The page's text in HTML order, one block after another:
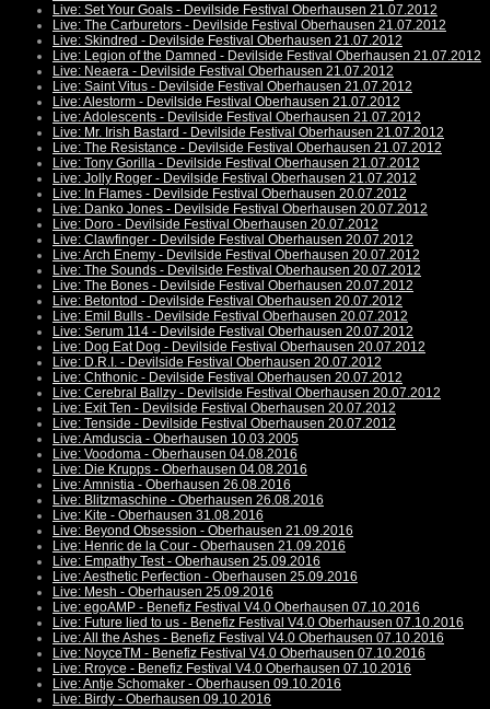
Live: Set Your Goals - Devilside Festival Oberhausen 21.07.2012
Live: The Carburetors - Devilside Festival Oberhausen 21.07.2012
Live: Skindred - Devilside Festival Oberhausen 21.07.2012
Live: Legion of the Damned - Devilside Festival Oberhausen 21.07.2012
Live: Neaera - Devilside Festival Oberhausen 21.07.2012
Live: Saint Vitus - Devilside Festival Oberhausen 21.07.2012
Live: Alestorm - Devilside Festival Oberhausen 21.07.2012
Live: Adolescents - Devilside Festival Oberhausen 21.07.2012
Live: Mr. Irish Bastard - Devilside Festival Oberhausen 21.07.2012
Live: The Resistance - Devilside Festival Oberhausen 21.07.2012
Live: Tony Gorilla - Devilside Festival Oberhausen 21.07.2012
Live: Jolly Roger - Devilside Festival Oberhausen 21.07.2012
Live: In Flames - Devilside Festival Oberhausen 20.07.2012
Live: Danko Jones - Devilside Festival Oberhausen 20.07.2012
Live: Doro - Devilside Festival Oberhausen 20.07.2012
Live: Clawfinger - Devilside Festival Oberhausen 20.07.2012
Live: Arch Enemy - Devilside Festival Oberhausen 20.07.2012
Live: The Sounds - Devilside Festival Oberhausen 20.07.2012
Live: The Bones - Devilside Festival Oberhausen 20.07.2012
Live: Betontod - Devilside Festival Oberhausen 20.07.2012
Live: Emil Bulls - Devilside Festival Oberhausen 20.07.2012
Live: Serum 114 - Devilside Festival Oberhausen 20.07.2012
Live: Dog Eat Dog - Devilside Festival Oberhausen 20.07.2012
Live: D.R.I. - Devilside Festival Oberhausen 20.07.2012
Live: Chthonic - Devilside Festival Oberhausen 20.07.2012
Live: Cerebral Ballzy - Devilside Festival Oberhausen 20.07.2012
Live: Exit Ten - Devilside Festival Oberhausen 20.07.2012
Live: Tenside - Devilside Festival Oberhausen 20.07.2012
Live: Amduscia - Oberhausen 10.03.2005
Live: Voodoma - Oberhausen 04.08.2016
Live: Die Krupps - Oberhausen 04.08.2016
Live: Amnistia - Oberhausen 26.08.2016
Live: Blitzmaschine - Oberhausen 26.08.2016
Live: Kite - Oberhausen 31.08.2016
Live: Beyond Obsession - Oberhausen 21.09.2016
Live: Henric de la Cour - Oberhausen 21.09.2016
Live: Empathy Test - Oberhausen 25.09.2016
Live: Aesthetic Perfection - Oberhausen 25.09.2016
Live: Mesh - Oberhausen 25.09.2016
Live: egoAMP - Benefiz Festival V4.0 Oberhausen 07.10.2016
Live: Future lied to us - Benefiz Festival V4.0 Oberhausen 07.10.2016
Live: All the Ashes - Benefiz Festival V4.0 Oberhausen 07.10.2016
Live: NoyceTM - Benefiz Festival V4.0 Oberhausen 07.10.2016
Live: Rroyce - Benefiz Festival V4.0 Oberhausen 07.10.2016
Live: Antje Schomaker - Oberhausen 09.10.2016
Live: Birdy - Oberhausen 09.10.2016